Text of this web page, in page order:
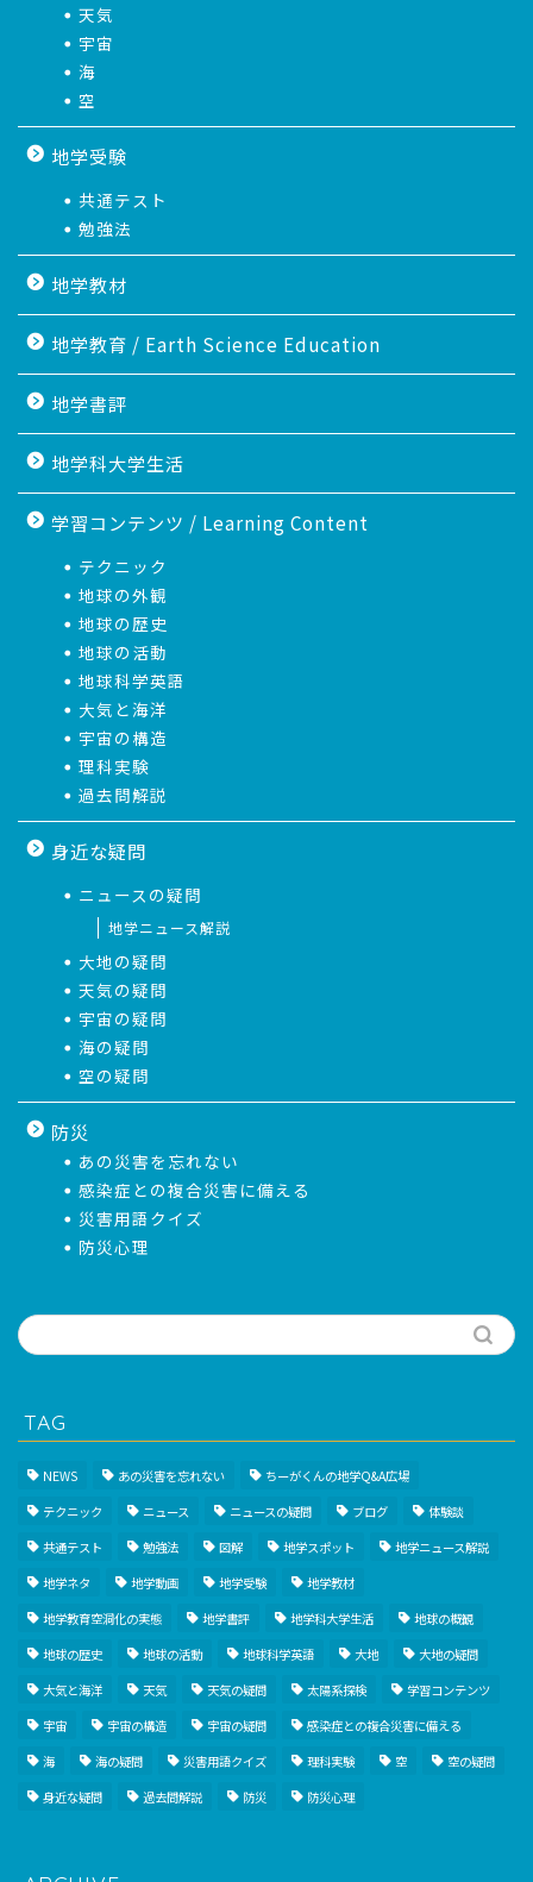
天気
宇宙
海
空
地学受験
共通テスト
勉強法
地学教材
地学教育 / Earth Science Education
地学書評
地学科大学生活
学習コンテンツ / Learning Content
テクニック
地球の外観
地球の歴史
地球の活動
地球科学英語
大気と海洋
宇宙の構造
理科実験
過去問解説
身近な疑問
ニュースの疑問
地学ニュース解説
大地の疑問
天気の疑問
宇宙の疑問
海の疑問
空の疑問
防災
あの災害を忘れない
感染症との複合災害に備える
災害用語クイズ
防災心理
TAG
NEWS あの災害を忘れない
ちーがくんの地学Q&A広場
テクニック
ニュース ニュースの疑問 ブログ
体験談
共通テスト
勉強法 図解 地学スポット
地学ニュース解説
地学ネタ
地学動画 地学受験
地学教材
地学教育空洞化の実態
地学書評 地学科大学生活
地球の概観
地球の歴史
地球の活動 地球科学英語 大地
大地の疑問
大気と海洋
天気 天気の疑問 太陽系探検
学習コンテンツ
宇宙
宇宙の構造 宇宙の疑問
感染症との複合災害に備える
海
海の疑問 災害用語クイズ 理科実験 空
空の疑問
身近な疑問
過去問解説 防災 防災心理